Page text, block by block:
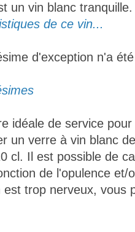
un vin blanc tranquille.
de ce vin...
d'exception n'a
idéale de service
un verre à vin blanc
cl. Il est possible de
de l'opulence et/
trop nerveux, vous